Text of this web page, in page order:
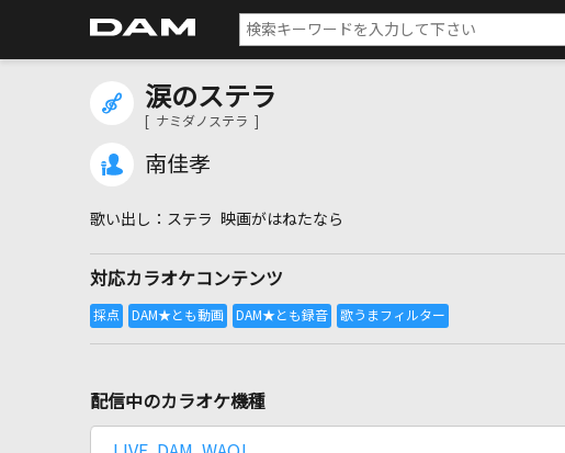
涙のステラ
[ ナミダノステラ ]
南佳孝
ステラ 映画がはねたなら
対応カラオケコンテンツ
配信中のカラオケ機種